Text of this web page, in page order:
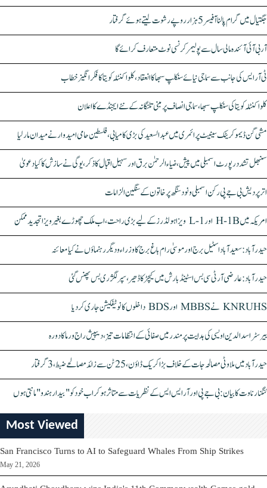
جگتیال میں گرام پالنا آفیسر 5 ہزار روپے رشوت لیتے ہوئے گرفتار
آر بی آئی آئندہ مالی سال سے پولیمر کرنسی نوٹ متعارف کرائے گا
ٹی آر ایس کی جانب سے سماجی نیائے سنکلپ سبھا کا انعقاد، کلواکنٹلہ کویتا کا فکر انگیز خطاب
کلواکنٹلہ کویتا کی سنکلپ سبھا، سماجی انصاف پر مبنی تلنگانہ کے نئے ایجنڈے کا اعلان
مشی گن ڈیموکریٹک سینیٹ پرائمری میں عبدالسعید کی بڑی کامیابی، فلسطین حامی امیدوار نے میدان مار لیا
سنبھل تشدد رپورٹ اسمبلی میں پیش، ضیاء الرحمٰن برق اور سہیل اقبال کا ذکر، یوگی نے سازش کا کیا دعویٰ
اتر پردیش بی جے پی رکن اسمبلی ونود سنگھ پر خاتون کے سنگین الزامات
امریکہ میں H-1B اور L-1 ویزا ہولڈرز کے لیے بڑی راحت، اب ملک چھوڑے بغیر ویزا تجدید ممکن
حیدرآباد: سعیدآباد اسٹیل برج اور موسیٰ رام باغ برج کا وزراء و دیگر رہنماؤں نے کیا معائنہ
حیدرآباد: عارضی آر ٹی سی بس اسٹینڈ بارش میں کیچڑ کا ڈھیر، سپر لگژری بس پھنس گئی
KNRUHS نے MBBS اور BDS داخلوں کا نوٹیفکیشن جاری کر دیا
بیرسٹر اسدالدین اویسی کی ہدایت پر مندر میں صفائی کے انتظامات تیز، دیپیش راج ورما کا دورہ
حیدرآباد میں ملاوٹی مصالحہ جات کے خلاف بڑا کریک ڈاؤن، 25 ٹن سے زائد مصالحے ضبط، 3 گرفتار
کنگنا رناوت کا بیان: بی جے پی اور آر ایس ایس کے نظریات سے متاثر ہو کر اب خود کو "بیدار ہندو" مانتی ہوں
Most Viewed
San Francisco Turns to AI to Safeguard Whales From Ship Strikes
May 21, 2026